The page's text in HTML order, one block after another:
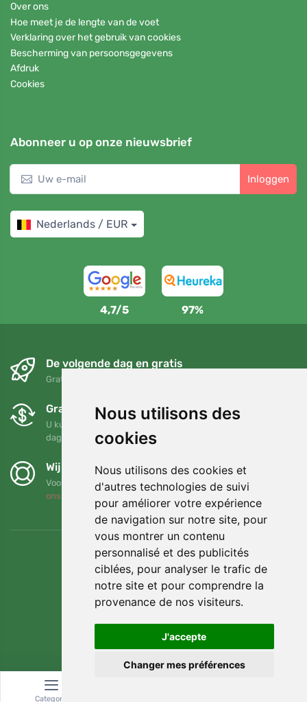
Nous utilisons des
cookies
Nous utilisons des cookies et
d'autres technologies de suivi
pour améliorer votre expérience
de navigation sur notre site, pour
vous montrer un contenu
personnalisé et des publicités
ciblées, pour analyser le trafic de
notre site et pour comprendre la
provenance de nos visiteurs.
J'accepte
Changer mes préférences
Over ons
Hoe meet je de lengte van de voet
Verklaring over het gebruik van cookies
Bescherming van persoonsgegevens
Afdruk
Cookies
Abonneer u op onze nieuwsbrief
Inloggen
Nederlands / EUR
4,7/5 97%
De volgende dag en gratis
Gratis verzending voor bestellingen boven 95 EUR
Gratis ruilen en retourneren
U kunt uw bestelling op elk gewenst moment binnen 90
dagen retourneren of ruilen
Wij steunen Trees.org
Voor elke bestelling planten we een boom! Lees meer
ons
Categorie